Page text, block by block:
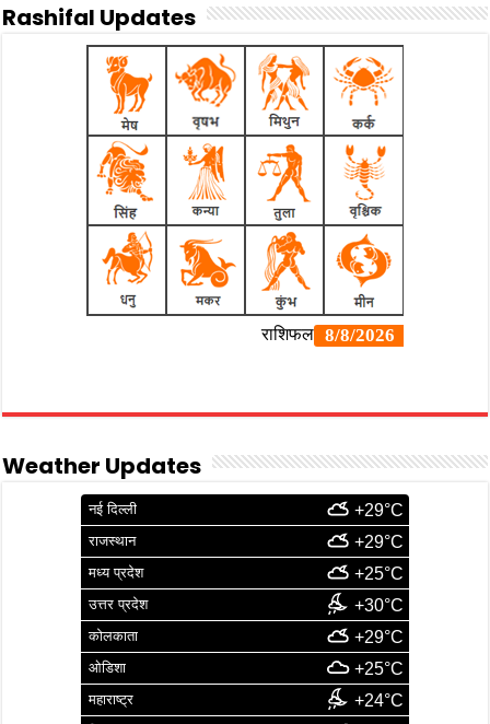
Rashifal Updates
Weather Updates
नई दिल्ली +29°C
राजस्थान +29°C
मध्य प्रदेश +25°C
उत्तर प्रदेश +30°C
कोलकाता +29°C
ओडिशा +25°C
महाराष्ट्र +24°C